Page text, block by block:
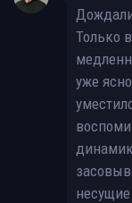
Только
уже